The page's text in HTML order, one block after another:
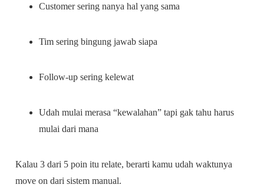
Customer sering nanya hal yang sama
Tim sering bingung jawab siapa
Follow-up sering kelewat
Udah mulai merasa “kewalahan” tapi gak tahu harus
mulai dari mana
Kalau 3 dari 5 poin itu relate, berarti kamu udah waktunya
move on dari sistem manual.